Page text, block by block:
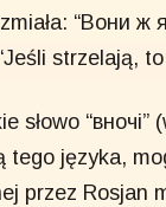
“Вони ж
strzelają,
słowo
tego języka,
przez Rosjan